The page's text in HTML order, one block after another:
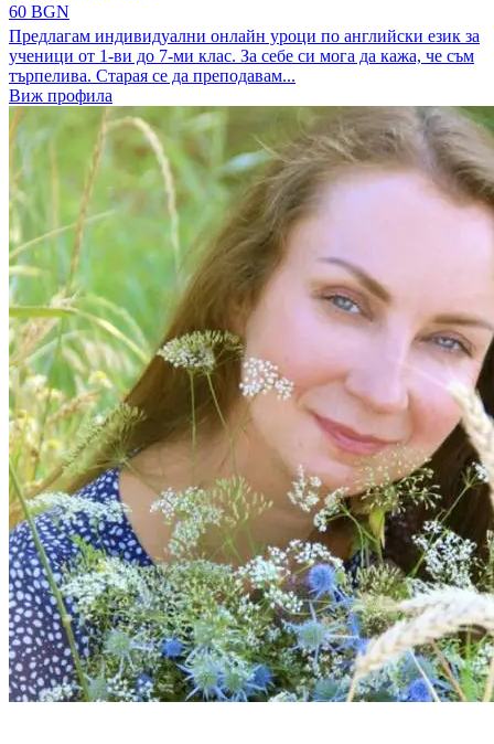
60 BGN
Предлагам индивидуални онлайн уроци по английски език за
ученици от 1-ви до 7-ми клас. За себе си мога да кажа, че съм
търпелива. Старая се да преподавам...
Виж профила